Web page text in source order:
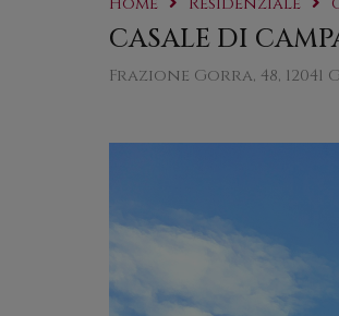
CASALE DI
Frazione Gorra, 48,